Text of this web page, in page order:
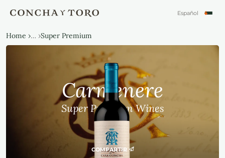
Español
Home ›… ›Super Premium
Carmenere
Super Premium Wines
Tinto
Vegano
2022
COMPARTIR